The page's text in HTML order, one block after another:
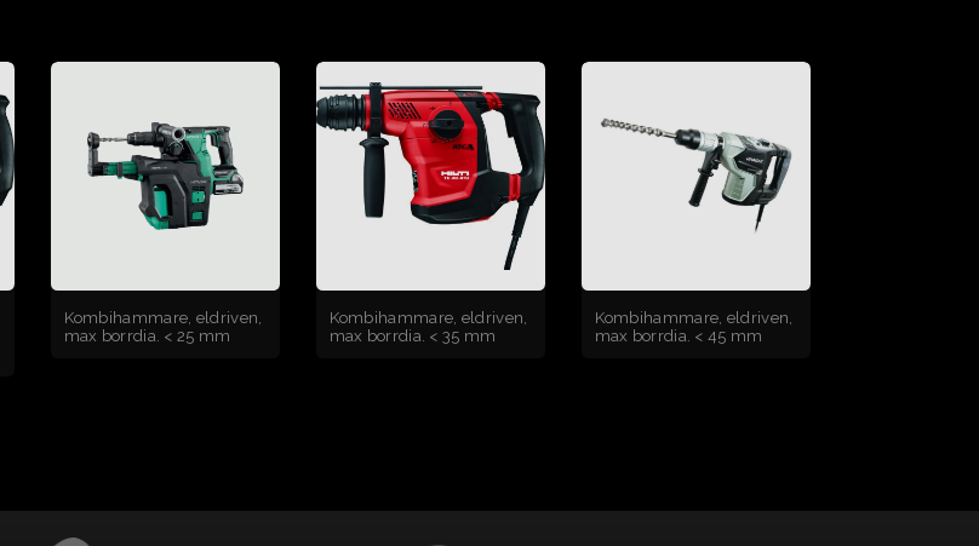
Kombihammare, eldriven,
max borrdia. < 25 mm
Kombihammare, eldriven,
max borrdia. < 35 mm
Kombihammare, eldriven,
max borrdia. < 45 mm